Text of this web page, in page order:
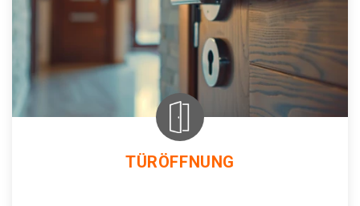
TÜRÖFFNUNG